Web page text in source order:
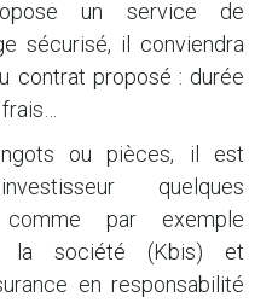
un service de
sécurisé, il conviendra
contrat proposé : durée
ou pièces, il est
quelques
comme par exemple
la société (Kbis) et
en responsabilité